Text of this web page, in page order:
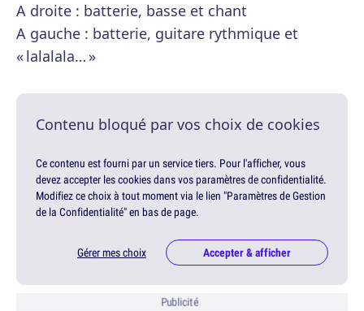
A droite : batterie, basse et chant
A gauche : batterie, guitare rythmique et
« lalalala… »
Contenu bloqué par vos choix de cookies
Ce contenu est fourni par un service tiers. Pour l'afficher, vous
devez accepter les cookies dans vos paramètres de confidentialité.
Modifiez ce choix à tout moment via le lien "Paramètres de Gestion
de la Confidentialité" en bas de page.
Gérer mes choix Accepter & afficher
Publicité